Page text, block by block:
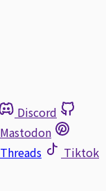
Discord
Mastodon
Threads
Tiktok